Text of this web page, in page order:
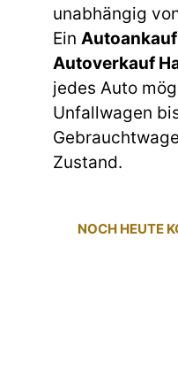
unabhängig
Ein
Autoverkauf
jedes Auto
Unfallwagen
Zustand.
NOCH HEUTE